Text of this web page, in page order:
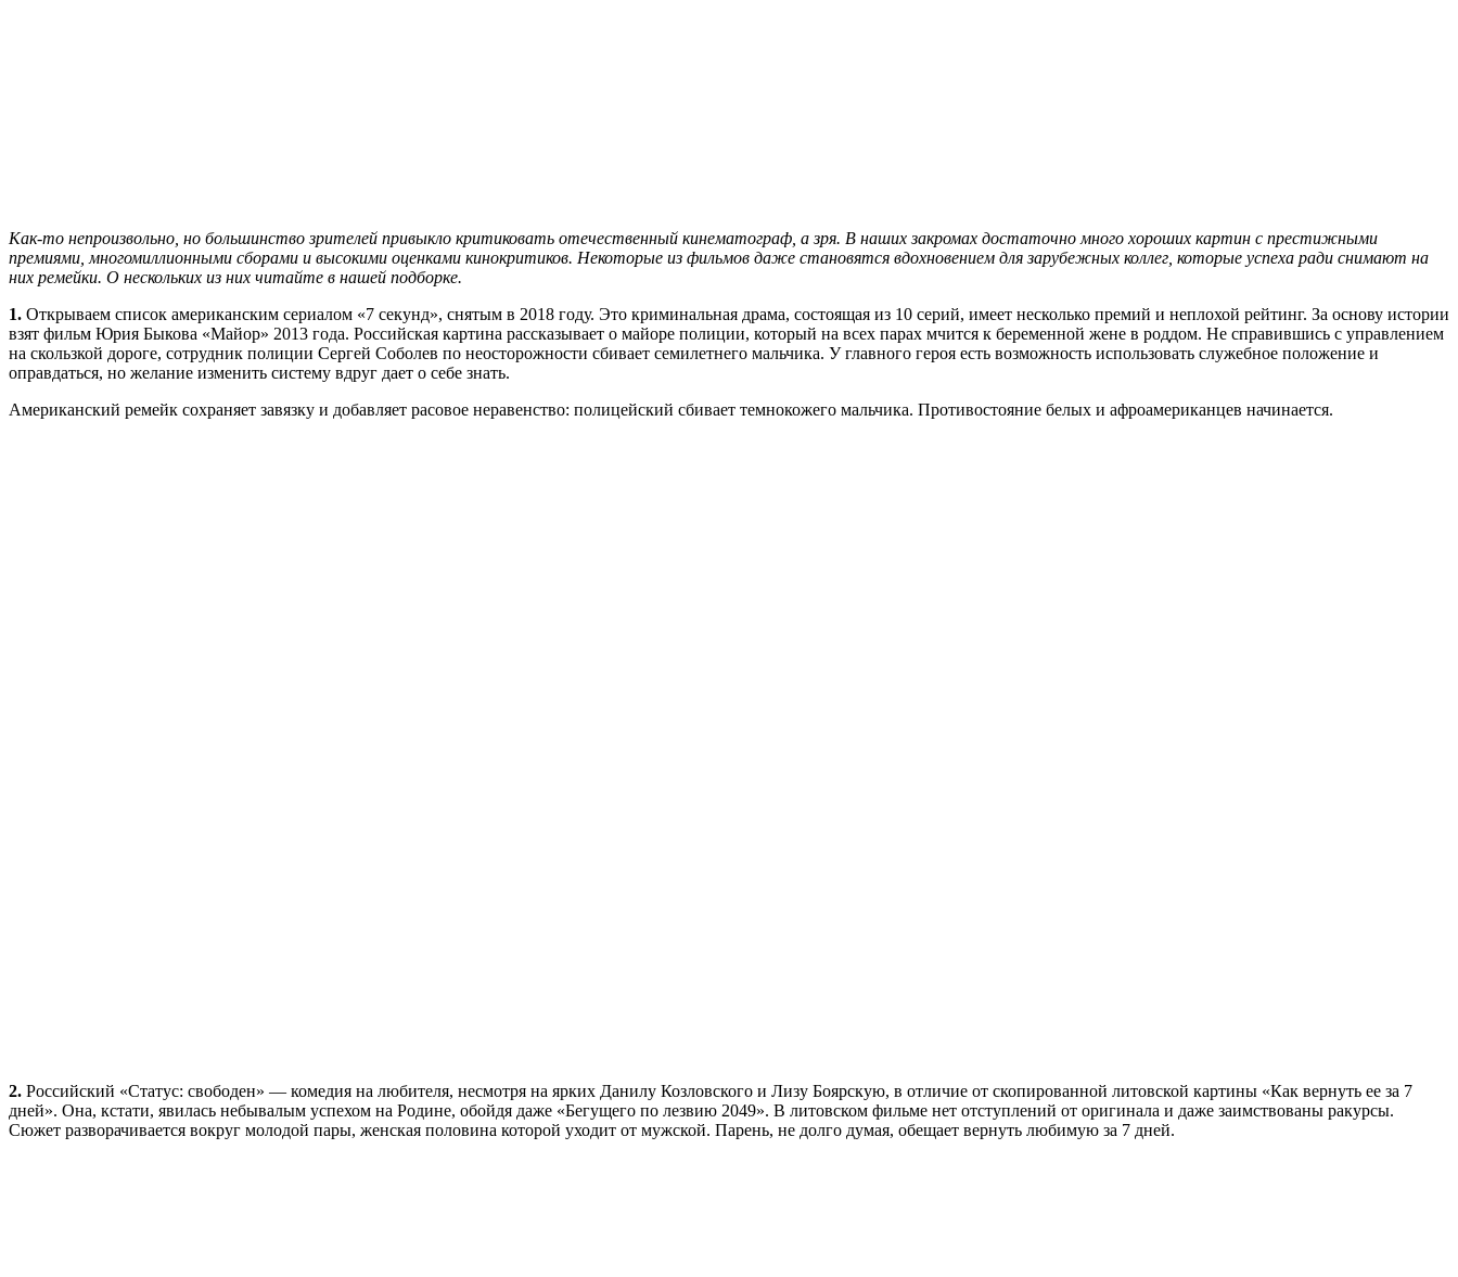
Как-то непроизвольно, но большинство зрителей привыкло критиковать отечественный кинематограф, а зря. В наших закромах достаточно много хороших картин с престижными
премиями, многомиллионными сборами и высокими оценками кинокритиков. Некоторые из фильмов даже становятся вдохновением для зарубежных коллег, которые успеха ради снимают на
них ремейки. О нескольких из них читайте в нашей подборке.
1. Открываем список американским сериалом «7 секунд», снятым в 2018 году. Это криминальная драма, состоящая из 10 серий, имеет несколько премий и неплохой рейтинг. За основу истории
взят фильм Юрия Быкова «Майор» 2013 года. Российская картина рассказывает о майоре полиции, который на всех парах мчится к беременной жене в роддом. Не справившись с управлением
на скользкой дороге, сотрудник полиции Сергей Соболев по неосторожности сбивает семилетнего мальчика. У главного героя есть возможность использовать служебное положение и
оправдаться, но желание изменить систему вдруг дает о себе знать.
Американский ремейк сохраняет завязку и добавляет расовое неравенство: полицейский сбивает темнокожего мальчика. Противостояние белых и афроамериканцев начинается.
2. Российский «Статус: свободен» — комедия на любителя, несмотря на ярких Данилу Козловского и Лизу Боярскую, в отличие от скопированной литовской картины «Как вернуть ее за 7
дней». Она, кстати, явилась небывалым успехом на Родине, обойдя даже «Бегущего по лезвию 2049». В литовском фильме нет отступлений от оригинала и даже заимствованы ракурсы.
Сюжет разворачивается вокруг молодой пары, женская половина которой уходит от мужской. Парень, не долго думая, обещает вернуть любимую за 7 дней.